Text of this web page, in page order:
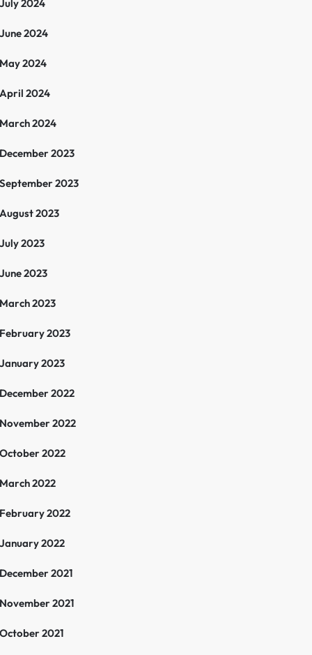
July 2024
June 2024
May 2024
April 2024
March 2024
December 2023
September 2023
August 2023
July 2023
June 2023
March 2023
February 2023
January 2023
December 2022
November 2022
October 2022
March 2022
February 2022
January 2022
December 2021
November 2021
October 2021